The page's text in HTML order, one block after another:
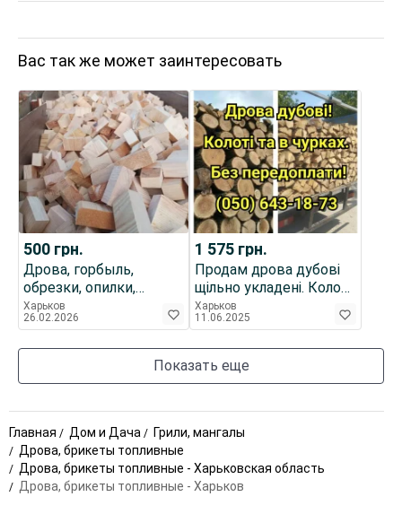
Вас так же может заинтересовать
500 грн.
Дрова, горбыль,
обрезки, опилки,
стружка.
Харьков
26.02.2026
1 575 грн.
Продам дрова дубові
щільно укладені. Колоті,
в чурках.
Харьков
11.06.2025
Показать еще
Главная Дом и Дача
Грили, мангалы
Дрова, брикеты топливные
Дрова, брикеты топливные - Харьковская область
Дрова, брикеты топливные - Харьков